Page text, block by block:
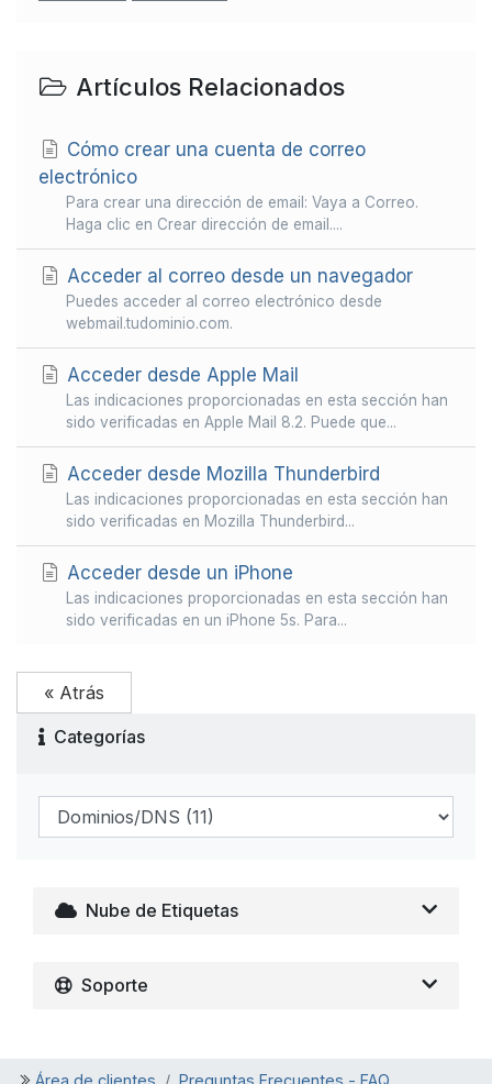
Artículos Relacionados
Cómo crear una cuenta de correo
electrónico
Para crear una dirección de email: Vaya a Correo.
Haga clic en Crear dirección de email....
Acceder al correo desde un navegador
Puedes acceder al correo electrónico desde
webmail.tudominio.com.
Acceder desde Apple Mail
Las indicaciones proporcionadas en esta sección han
sido verificadas en Apple Mail 8.2. Puede que...
Acceder desde Mozilla Thunderbird
Las indicaciones proporcionadas en esta sección han
sido verificadas en Mozilla Thunderbird...
Acceder desde un iPhone
Las indicaciones proporcionadas en esta sección han
sido verificadas en un iPhone 5s. Para...
« Atrás
Categorías
Nube de Etiquetas
Soporte
Área de clientes Preguntas Frecuentes - FAQ